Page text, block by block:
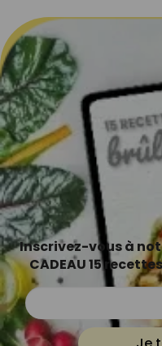
Inscrivez-vous à
CADEAU 15 recettes